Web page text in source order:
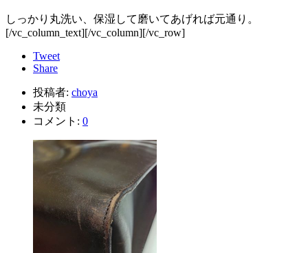
しっかり丸洗い、保湿して磨いてあげれば元通り。
[/vc_column_text][/vc_column][/vc_row]
Tweet
Share
投稿者: choya
未分類
コメント: 0